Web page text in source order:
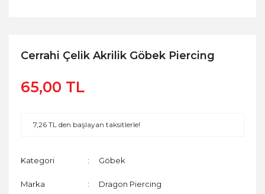
Cerrahi Çelik Akrilik Göbek Piercing
65,00 TL
7,26 TL den başlayan taksitlerle!
Kategori Göbek
Marka Dragon Piercing